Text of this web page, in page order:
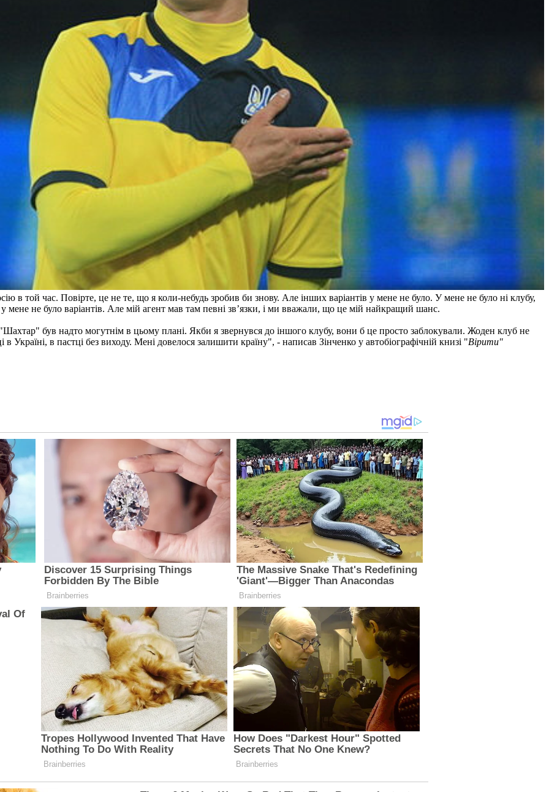
в той час. Повірте, це не те, що я коли-небудь зробив би знову. Але інших варіантів у мене не було. У мене не було ні клубу,
мене не було варіантів. Але мій агент мав там певні зв’язки, і ми вважали, що це мій найкращий шанс.
був надто могутнім в цьому плані. Якби я звернувся до іншого клубу, вони б це просто заблокували. Жоден клуб не
в пастці без виходу. Мені довелося залишити країну", - написав Зінченко у автобіографічній книзі "Вірити"